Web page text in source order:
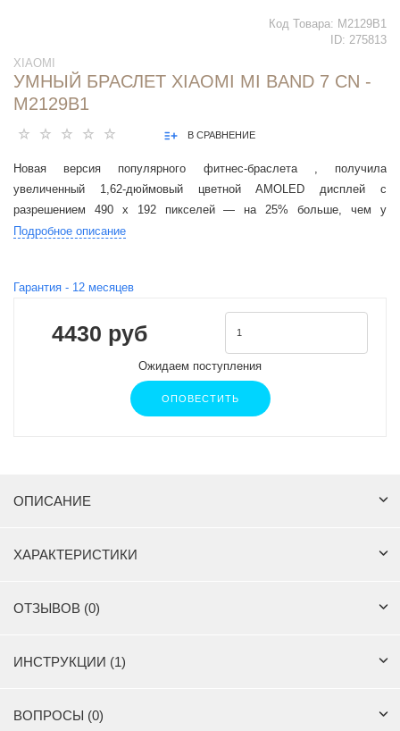
Код Товара: M2129B1
ID: 275813
XIAOMI
УМНЫЙ БРАСЛЕТ XIAOMI MI BAND 7 CN -
M2129B1
В СРАВНЕНИЕ
Новая версия популярного фитнес-браслета , получила
увеличенный 1,62-дюймовый цветной AMOLED дисплей с
разрешением 490 х 192 пикселей — на 25% больше, чем у
предыдущей модели линейки.
Подробное описание
Гарантия - 12 месяцев
4430 руб
Ожидаем поступления
ОПОВЕСТИТЬ
ОПИСАНИЕ
ХАРАКТЕРИСТИКИ
ОТЗЫВОВ (0)
ИНСТРУКЦИИ (1)
ВОПРОСЫ (0)